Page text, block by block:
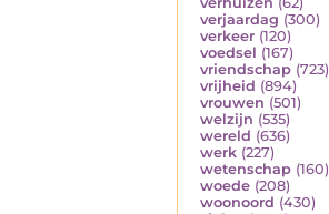
verjaardag (300)
verkeer (120)
voedsel (167)
vriendschap (723)
vrijheid (894)
vrouwen (501)
welzijn (535)
wereld (636)
werk (227)
wetenschap (160)
woede (208)
woonoord (430)